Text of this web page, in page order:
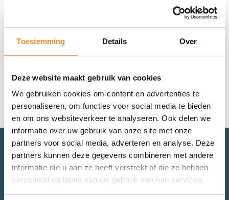
Toestemming Details Over
Deze website maakt gebruik van cookies
We gebruiken cookies om content en advertenties te
personaliseren, om functies voor social media te bieden
en om ons websiteverkeer te analyseren. Ook delen we
informatie over uw gebruik van onze site met onze
partners voor social media, adverteren en analyse. Deze
partners kunnen deze gegevens combineren met andere
informatie die u aan ze heeft verstrekt of die ze hebben
verzameld op basis van uw gebruik van hun services.
Advies nodig? Bel of mail ons.
Voor retourneren of garantie: mail ons.